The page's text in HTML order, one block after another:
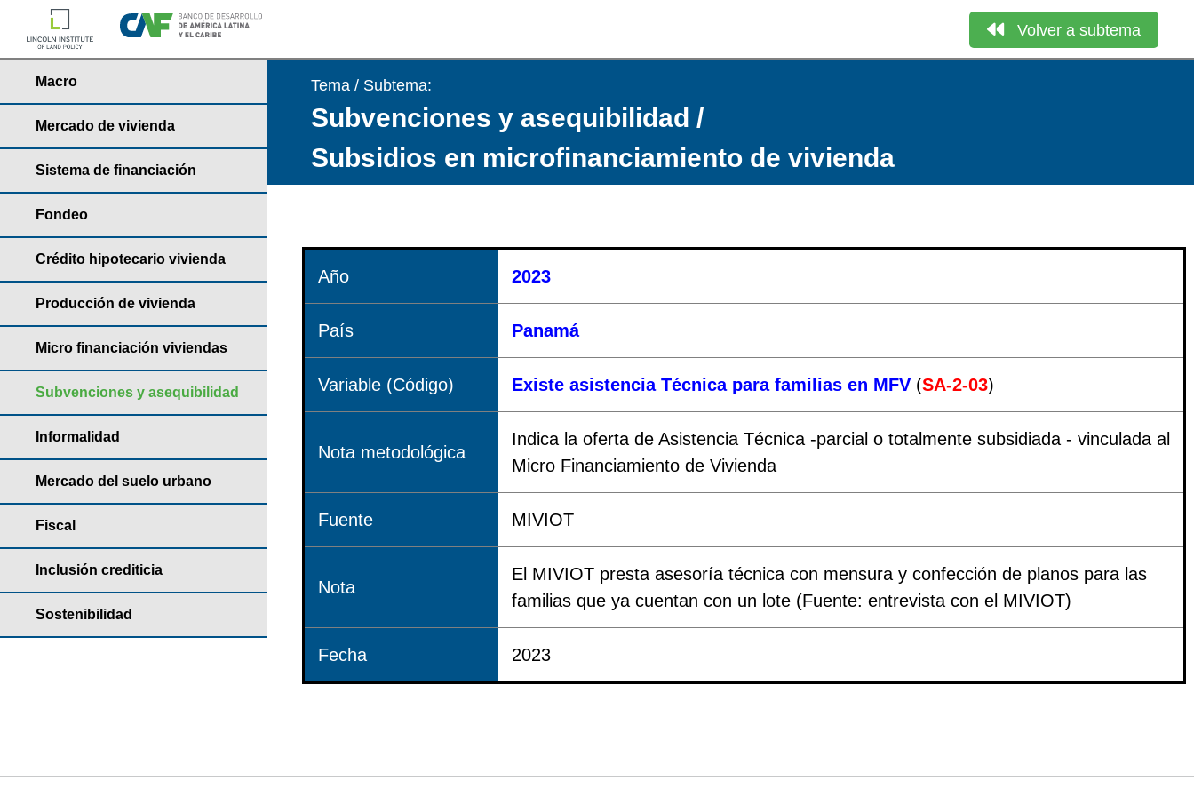
Volver a subtema
Macro
Mercado de vivienda
Sistema de financiación
Fondeo
Crédito hipotecario vivienda
Producción de vivienda
Micro financiación viviendas
Subvenciones y asequibilidad
Informalidad
Mercado del suelo urbano
Fiscal
Inclusión crediticia
Sostenibilidad
Tema / Subtema:
Subvenciones y asequibilidad /
Subsidios en microfinanciamiento de vivienda
Año 2023
País Panamá
Variable (Código) Existe asistencia Técnica para familias en MFV (SA-2-03)
Nota metodológica
Indica la oferta de Asistencia Técnica -parcial o totalmente subsidiada - vinculada al
Micro Financiamiento de Vivienda
Fuente MIVIOT
Nota
El MIVIOT presta asesoría técnica con mensura y confección de planos para las
familias que ya cuentan con un lote (Fuente: entrevista con el MIVIOT)
Fecha 2023